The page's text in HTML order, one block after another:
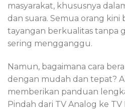
masyarakat, khususnya
dan suara. Semua orang kini
tayangan berkualitas tanpa
sering mengganggu.
Namun, bagaimana cara
dengan mudah dan tepat?
memberikan panduan
Pindah dari TV Analog ke TV